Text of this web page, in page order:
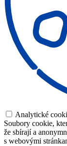
Analytické
Soubory cookie,
že sbírají a
s webovými